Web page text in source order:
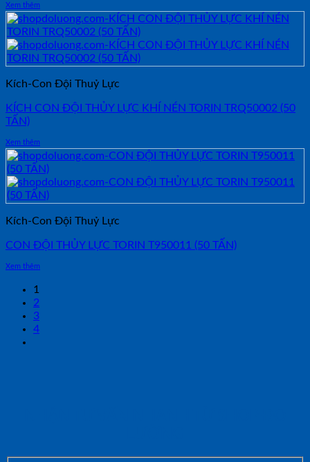
Xem thêm
Kích-Con Đội Thuỷ Lực
KÍCH CON ĐỘI THỦY LỰC KHÍ NÉN TORIN TRQ50002 (50
TẤN)
Xem thêm
Kích-Con Đội Thuỷ Lực
CON ĐỘI THỦY LỰC TORIN T950011 (50 TẤN)
Xem thêm
1
2
3
4